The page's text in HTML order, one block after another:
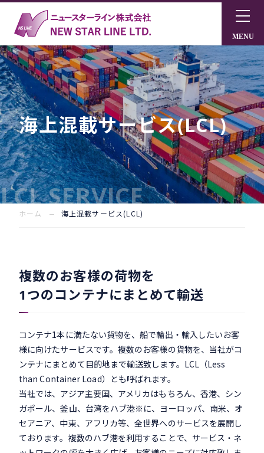
海上混載サービス(LCL)
LCL SERVICE
ホーム 海上混載サービス(LCL)
複数のお客様の荷物を
1つのコンテナにまとめて輸送
コンテナ1本に満たない貨物を、船で輸出・輸入したいお客
様に向けたサービスです。複数のお客様の貨物を、当社がコ
ンテナにまとめて目的地まで輸送致します。LCL（Less
than Container Load）とも呼ばれます。
当社では、アジア主要国、アメリカはもちろん、香港、シン
ガポール、釜山、台湾をハブ港※に、ヨーロッパ、南米、オ
セアニア、中東、アフリカ等、全世界へのサービスを展開し
ております。複数のハブ港を利用することで、サービス・ネ